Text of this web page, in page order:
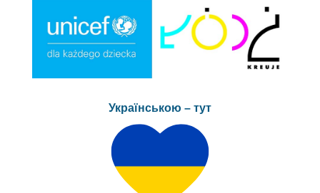
Українською – тут